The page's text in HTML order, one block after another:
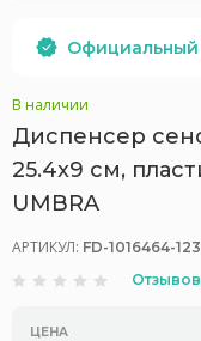
В наличии
Диспенсер
25.4x9 см,
UMBRA
АРТИКУЛ: FD-1016464-
ЦЕНА